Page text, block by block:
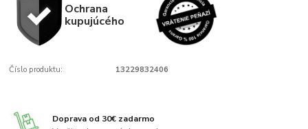
Ochrana
kupujúcého
Číslo produktu: 13229832406
Doprava od 30€ zadarmo